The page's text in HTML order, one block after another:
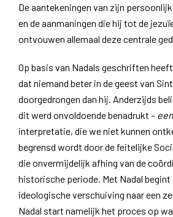
De aantekeningen van zijn
en de aanmaningen die hij tot de
ontvouwen allemaal deze centrale
Op basis van Nadals geschriften
dat niemand beter in de geest van
doorgedrongen dan hij. Anderzijds
dit werd onvoldoende benadrukt – een
interpretatie, die we niet kunnen
begrensd wordt door de feitelijke
die onvermijdelijk afhing van de
historische periode. Met Nadal begint
ideologische verschuiving naar een
Nadal start namelijk het proces op